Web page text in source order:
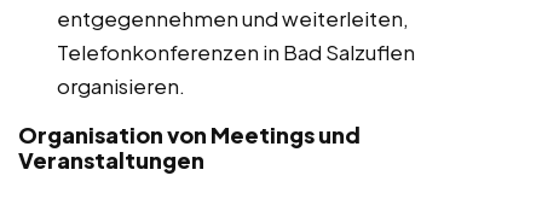
entgegennehmen und weiterleiten,
Telefonkonferenzen in Bad Salzuflen
organisieren.
Organisation von Meetings und
Veranstaltungen